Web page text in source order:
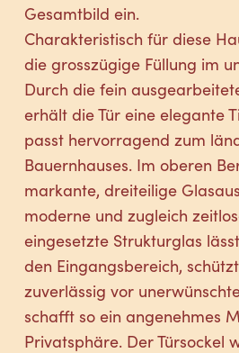
Gesamtbild ein.
Charakteristisch für diese
die grosszügige Füllung im
Durch die fein
erhält die Tür eine elegante
passt hervorragend zum
Bauernhauses. Im oberen
markante, dreiteilige
moderne und zugleich
eingesetzte Strukturglas
den Eingangsbereich,
zuverlässig vor
schafft so ein angenehmes
Privatsphäre. Der Türsockel